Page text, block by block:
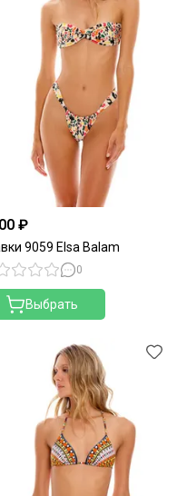
₽
9059 Elsa Balam
0
Выбрать